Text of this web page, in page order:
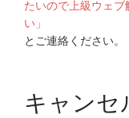
たいので上級ウェ
い」
とご連絡ください。
キャンセ